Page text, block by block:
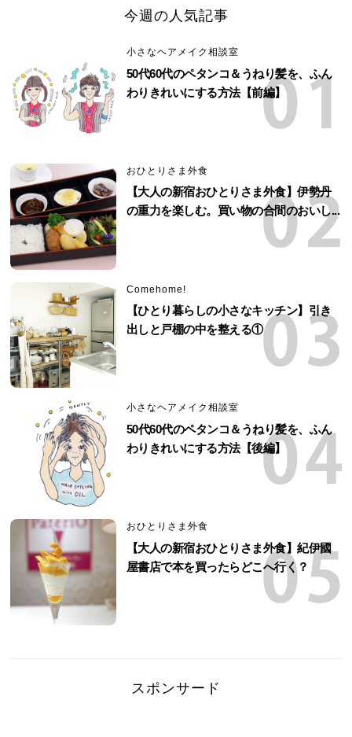
今週の人気記事
小さなヘアメイク相談室
50代60代のペタンコ＆うねり髪を、ふん
わりきれいにする方法【前編】
おひとりさま外食
【大人の新宿おひとりさま外食】伊勢丹
の重力を楽しむ。買い物の合間のおいし...
Comehome!
【ひとり暮らしの小さなキッチン】引き
出しと戸棚の中を整える①
小さなヘアメイク相談室
50代60代のペタンコ＆うねり髪を、ふん
わりきれいにする方法【後編】
おひとりさま外食
【大人の新宿おひとりさま外食】紀伊國
屋書店で本を買ったらどこへ行く？
スポンサード